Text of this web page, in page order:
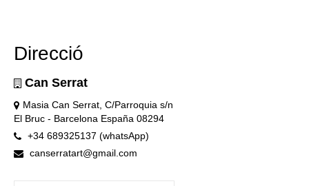
Direcció
Can Serrat
Masia Can Serrat, C/Parroquia s/n
El Bruc - Barcelona España 08294
+34 689325137 (whatsApp)
canserratart@gmail.com